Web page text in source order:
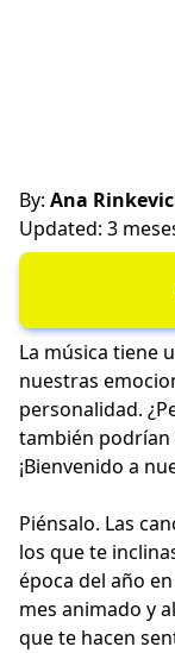
By: Ana
Updated: 3
La música tiene
nuestras
personalidad.
también podrían
¡Bienvenido a
Piénsalo. Las
los que te
época del año
mes animado y
que te hacen